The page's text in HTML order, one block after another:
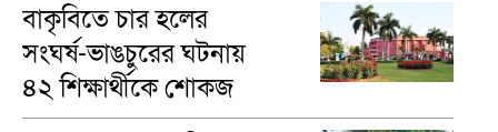
বাকৃবিতে চার হলের
সংঘর্ষ-ভাঙচুরের ঘটনায়
৪২ শিক্ষার্থীকে শোকজ